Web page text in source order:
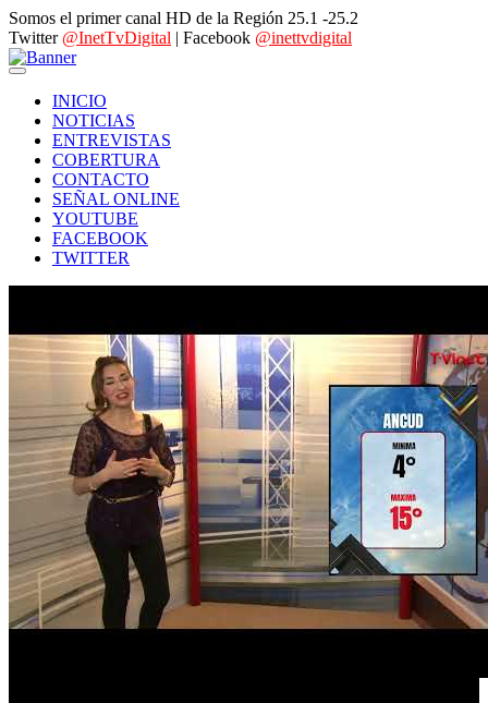
Somos el primer canal HD de la Región 25.1 -25.2
Twitter @InetTvDigital | Facebook @inettvdigital
INICIO
NOTICIAS
ENTREVISTAS
COBERTURA
CONTACTO
SEÑAL ONLINE
YOUTUBE
FACEBOOK
TWITTER